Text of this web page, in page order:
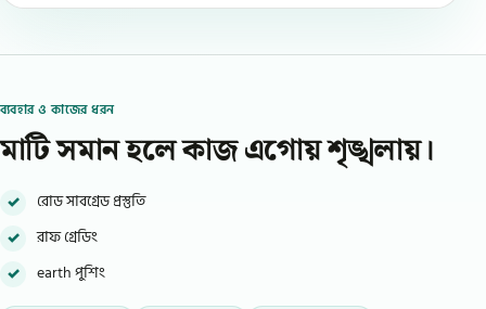
ব্যবহার ও কাজের ধরন
মাটি সমান হলে কাজ এগোয় শৃঙ্খলায়।
রোড সাবগ্রেড প্রস্তুতি
রাফ গ্রেডিং
earth পুশিং